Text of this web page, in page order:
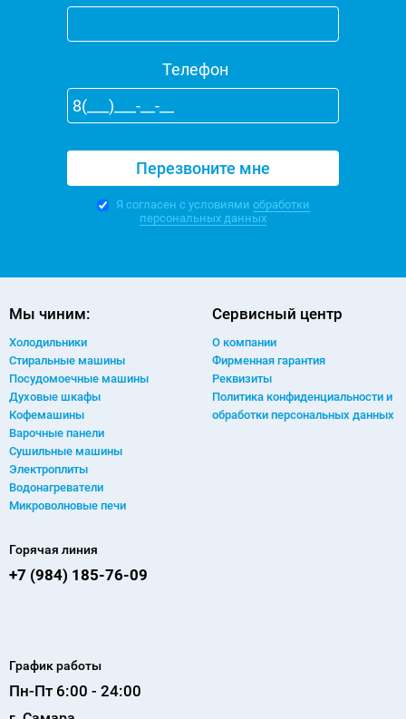
Телефон
Я согласен с условиями обработки
персональных данных
Мы чиним:
Холодильники
Стиральные машины
Посудомоечные машины
Духовые шкафы
Кофемашины
Варочные панели
Сушильные машины
Электроплиты
Водонагреватели
Микроволновые печи
Сервисный центр
О компании
Фирменная гарантия
Реквизиты
Политика конфиденциальности и
обработки персональных данных
Горячая линия
+7 (984) 185-76-09
График работы
Пн-Пт 6:00 - 24:00